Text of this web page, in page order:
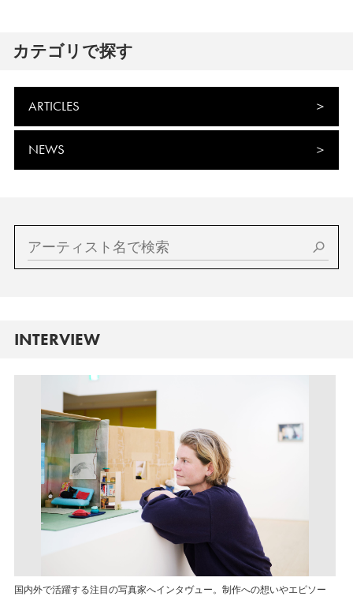
カテゴリで探す
ARTICLES
NEWS
INTERVIEW
国内外で活躍する注目の写真家へインタヴュー。制作への想いやエピソー